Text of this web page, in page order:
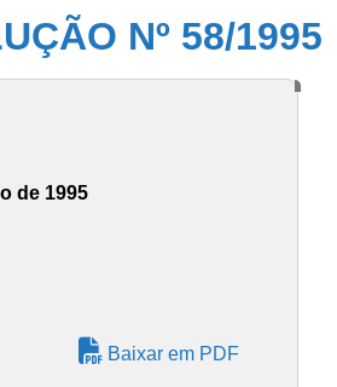
Nº 58/1995
de 1995
Baixar em PDF